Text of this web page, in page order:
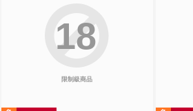
限制級商品
18